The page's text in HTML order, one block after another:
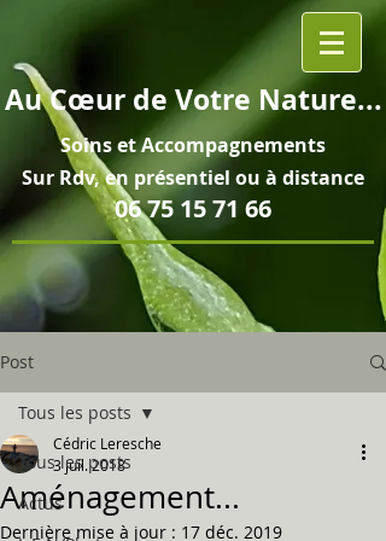
AuCœurde Votre Nature...
Soins etAccompagnements
Sur Rdv, en présentiel ou à distance
06 75 15 71 66
Post
Tous les posts
Actus
Tous les posts
Aménagement...
Cédric Leresche
3 juil. 2018
Dernière mise à jour : 17 déc. 2019